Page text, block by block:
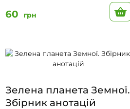
60 грн
Зелена планета Земної.
Збірник анотацій